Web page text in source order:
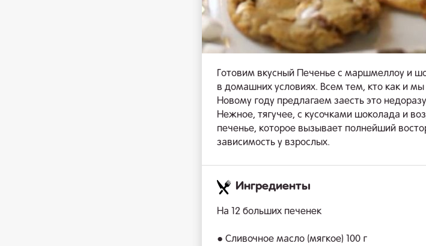
Готовим вкусный Печенье с маршмеллоу и
в домашних условиях. Всем тем, кто как и
Новому году предлагаем заесть это
Нежное, тягучее, с кусочками шоколада и
печенье, которое вызывает полнейший
зависимость у взрослых.
Ингредиенты
На 12 больших печенек
● Сливочное масло (мягкое) 100 г